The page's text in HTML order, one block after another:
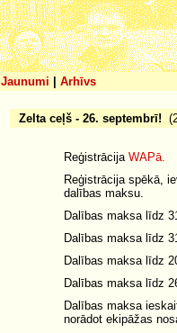
Jaunumi
Arhīvs
Zelta ceļš - 26. septembrī!
Reģistrācija WAPā.
Reģistrācija spēkā,
dalības maksu.
Dalības maksa līdz
Dalības maksa līdz
Dalības maksa līdz
Dalības maksa līdz
Dalības maksa
norādot ekipāžas